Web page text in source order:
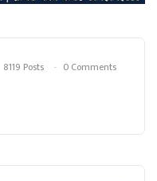
8119 Posts 0 Comments